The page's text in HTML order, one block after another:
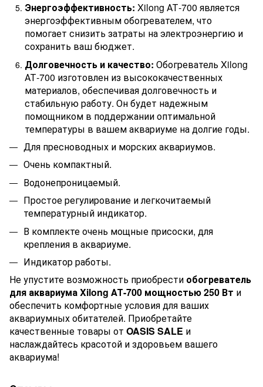
Энергоэффективность: Xilong АТ-700 является
энергоэффективным обогревателем, что
помогает снизить затраты на электроэнергию и
сохранить ваш бюджет.
Долговечность и качество: Обогреватель Xilong
АТ-700 изготовлен из высококачественных
материалов, обеспечивая долговечность и
стабильную работу. Он будет надежным
помощником в поддержании оптимальной
температуры в вашем аквариуме на долгие годы.
Для пресноводных и морских аквариумов.
Очень компактный.
Водонепроницаемый.
Простое регулирование и легкочитаемый
температурный индикатор.
В комплекте очень мощные присоски, для
крепления в аквариуме.
Индикатор работы.
Не упустите возможность приобрести обогреватель
для аквариума Xilong АТ-700 мощностью 250 Вт и
обеспечить комфортные условия для ваших
аквариумных обитателей. Приобретайте
качественные товары от OASIS SALE и
наслаждайтесь красотой и здоровьем вашего
аквариума!